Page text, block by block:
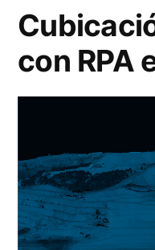
con RPA